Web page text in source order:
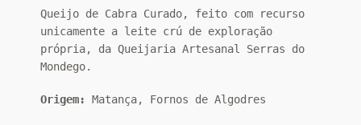
Queijo de Cabra Curado, feito com recurso
unicamente a leite crú de exploração
própria, da Queijaria Artesanal Serras do
Mondego.
Origem: Matança, Fornos de Algodres